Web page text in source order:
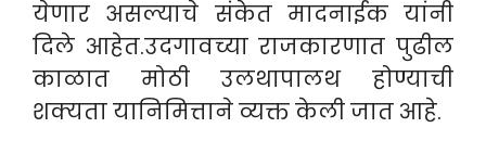
येणार असल्याचे संकेत मादनाईक यांनी
दिले आहेत.उदगावच्या राजकारणात पुढील
काळात मोठी उलथापालथ होण्याची
शक्यता यानिमित्ताने व्यक्त केली जात आहे.